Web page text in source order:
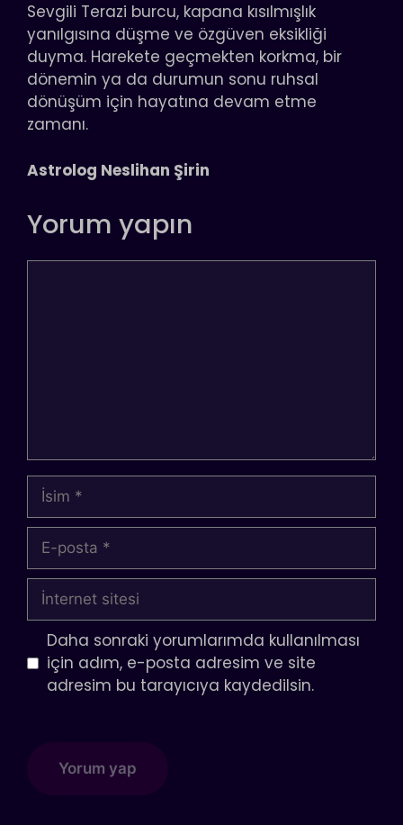
Sevgili Terazi burcu, kapana kısılmışlık
yanılgısına düşme ve özgüven eksikliği
duyma. Harekete geçmekten korkma, bir
dönemin ya da durumun sonu ruhsal
dönüşüm için hayatına devam etme
zamanı.
Astrolog Neslihan Şirin
Yorum yapın
İsim
posta
İnternet
sitesi
Daha sonraki yorumlarımda kullanılması
için adım, e-posta adresim ve site
adresim bu tarayıcıya kaydedilsin.